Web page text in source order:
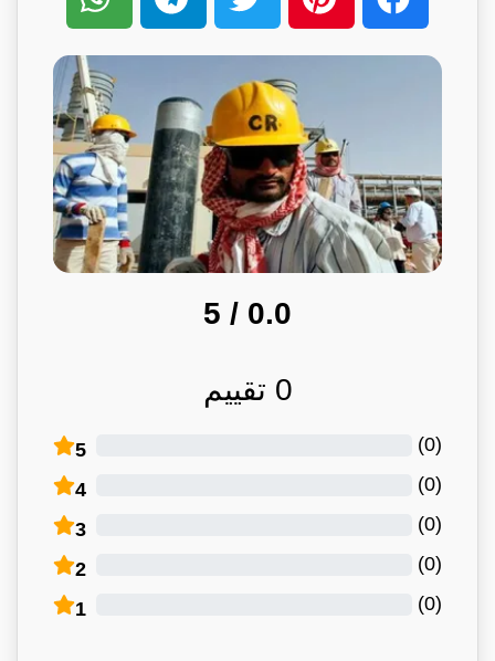
0.0
/ 5
0 تقييم
5 (
0
)
4 (
0
)
3 (
0
)
2 (
0
)
1 (
0
)